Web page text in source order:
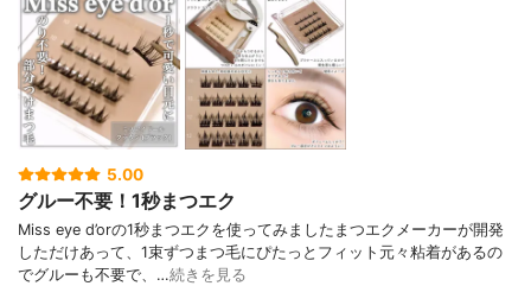
5.00
グルー不要！1秒まつエク
Miss eye d’orの1秒まつエクを使ってみましたまつエクメーカーが開発
しただけあって、1束ずつまつ毛にぴたっとフィット元々粘着があるの
でグルーも不要で、…続きを見る